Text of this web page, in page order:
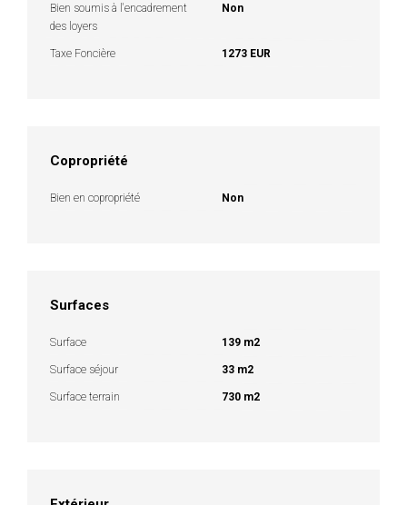
Bien soumis à l'encadrement
des loyers
Non
Taxe Foncière 1273 EUR
Copropriété
Bien en copropriété Non
Surfaces
Surface 139 m2
Surface séjour 33 m2
Surface terrain 730 m2